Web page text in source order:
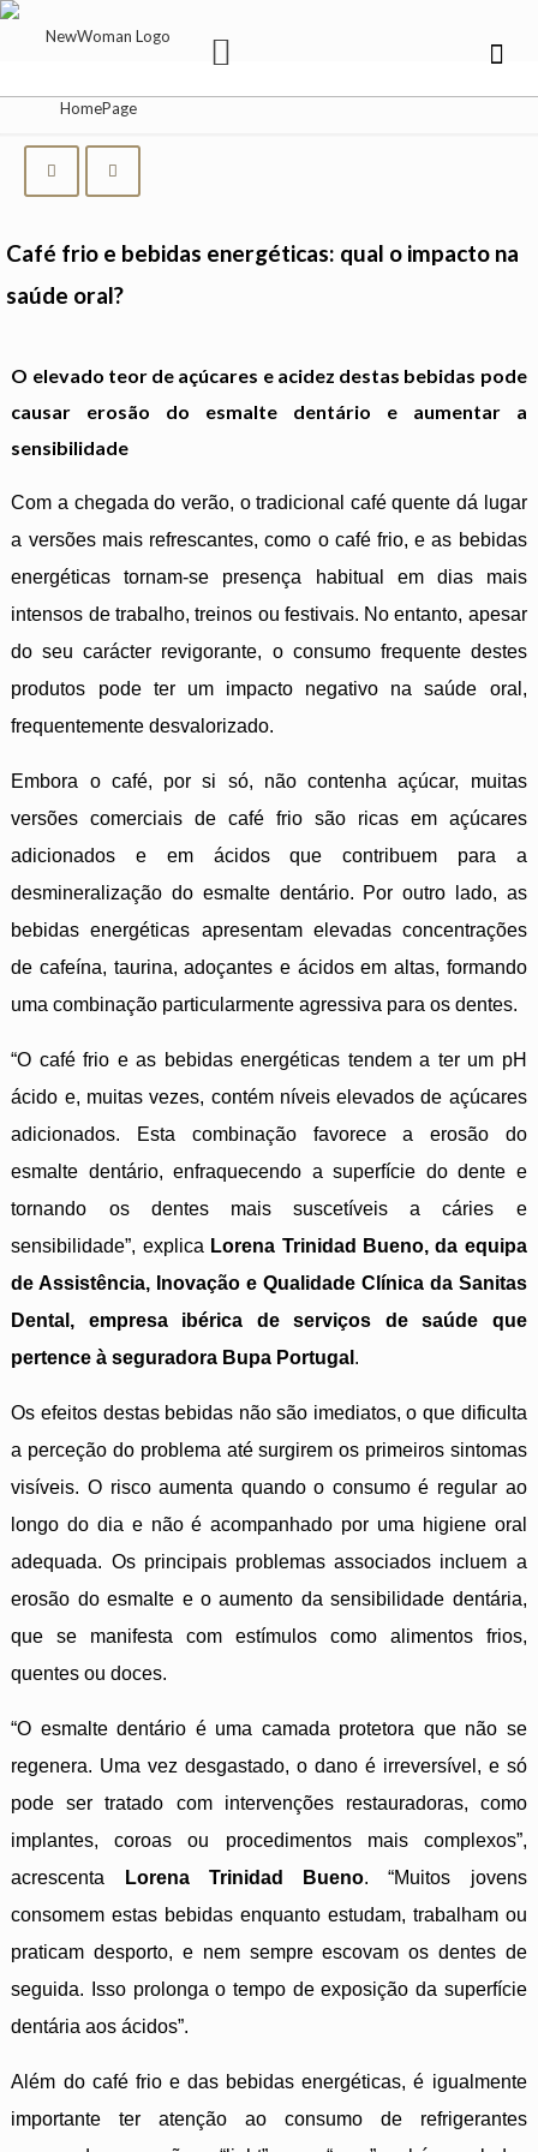
Café frio e bebidas energéticas: qual o impacto na
saúde oral?
O elevado teor de açúcares e acidez destas bebidas pode
causar erosão do esmalte dentário e aumentar a
sensibilidade
Com a chegada do verão, o tradicional café quente dá lugar
a versões mais refrescantes, como o café frio, e as bebidas
energéticas tornam-se presença habitual em dias mais
intensos de trabalho, treinos ou festivais. No entanto, apesar
do seu carácter revigorante, o consumo frequente destes
produtos pode ter um impacto negativo na saúde oral,
frequentemente desvalorizado.
Embora o café, por si só, não contenha açúcar, muitas
versões comerciais de café frio são ricas em açúcares
adicionados e em ácidos que contribuem para a
desmineralização do esmalte dentário. Por outro lado, as
bebidas energéticas apresentam elevadas concentrações
de cafeína, taurina, adoçantes e ácidos em altas, formando
uma combinação particularmente agressiva para os dentes.
“O café frio e as bebidas energéticas tendem a ter um pH
ácido e, muitas vezes, contém níveis elevados de açúcares
adicionados. Esta combinação favorece a erosão do
esmalte dentário, enfraquecendo a superfície do dente e
tornando os dentes mais suscetíveis a cáries e
sensibilidade”, explica Lorena Trinidad Bueno, da equipa
de Assistência, Inovação e Qualidade Clínica da Sanitas
Dental, empresa ibérica de serviços de saúde que
pertence à seguradora Bupa Portugal .
Os efeitos destas bebidas não são imediatos, o que dificulta
a perceção do problema até surgirem os primeiros sintomas
visíveis. O risco aumenta quando o consumo é regular ao
longo do dia e não é acompanhado por uma higiene oral
adequada. Os principais problemas associados incluem a
erosão do esmalte e o aumento da sensibilidade dentária,
que se manifesta com estímulos como alimentos frios,
quentes ou doces.
“O esmalte dentário é uma camada protetora que não se
regenera. Uma vez desgastado, o dano é irreversível, e só
pode ser tratado com intervenções restauradoras, como
implantes, coroas ou procedimentos mais complexos”,
acrescenta
Lorena Trinidad Bueno. “Muitos jovens
consomem estas bebidas enquanto estudam, trabalham ou
praticam desporto, e nem sempre escovam os dentes de
seguida. Isso prolonga o tempo de exposição da superfície
dentária aos ácidos”.
Além do café frio e das bebidas energéticas, é igualmente
importante ter atenção ao consumo de refrigerantes